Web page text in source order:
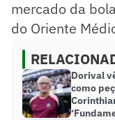
mercado da
do Oriente
Dorival
como